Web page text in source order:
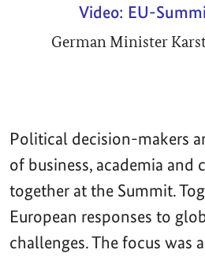
Video: EU-
German Minister
Political decision-makers
of business, academia and
together at the Summit.
European responses to
challenges. The focus was